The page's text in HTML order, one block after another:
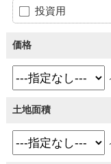
投資用
価格
土地面積